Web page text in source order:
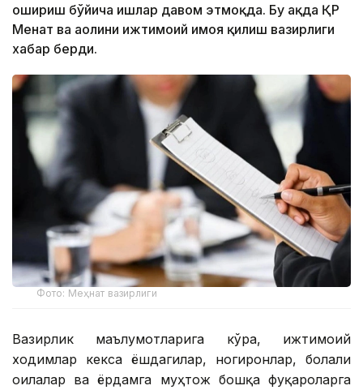
ошириш бўйича ишлар давом этмоқда. Бу ҳақда ҚР
Меҳнат ва аҳолини ижтимоий ҳимоя қилиш вазирлиги
хабар берди.
Фото: Меҳнат вазирлиги
Вазирлик маълумотларига кўра, ижтимоий
ходимлар кекса ёшдагилар, ногиронлар, болали
оилалар ва ёрдамга муҳтож бошқа фуқароларга